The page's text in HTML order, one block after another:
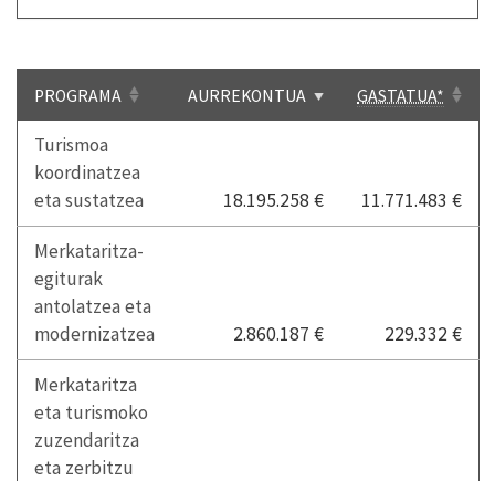
PROGRAMA AURREKONTUA GASTATUA*
Turismoa
koordinatzea
eta sustatzea
18.195.258 € 11.771.483 €
Merkataritza-
egiturak
antolatzea eta
modernizatzea
2.860.187 € 229.332 €
Merkataritza
eta turismoko
zuzendaritza
eta zerbitzu